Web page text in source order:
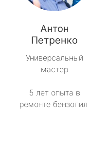
Антон
Петренко
Универсальный
мастер
5 лет опыта в
ремонте